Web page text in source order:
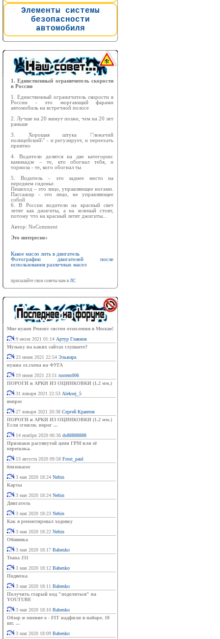
Элементы системы
безопасности
автомобиля
1. Единственный ограничитель скорости
в России
1. Единственный ограничитель скорости в
России - это моргающий фарами
автомобиль на встречной полосе
2. Лучше на 20 минут позже, чем на 20 лет
раньше
3. Хорошая штука \"лежачий
полицейский\" - и регулирует, и переехать
приятно
4. Водители делятся на две категории:
камикадзе – те, кто обогнал тебя, и
тормоза - те, кого обогнал ты
5. Водитель – это заднее место на
переднем сиденье.
Пешеход – это лицо, управляющее ногами.
Пассажир - это лицо, не управляющее
собой
6. В России водители на красный свет
летят как джигиты, а на зеленый стоят,
потому что на красный летят джигиты...
Автор: NoComment
Это интересно:
Какое масло лить в двигатель
Фотографии двигателей после
использования различных масел
присылайте свои советы нам в ЛС
Мне нужен Ремонт систем отопления в Москве!
9 июля 2021 01:14 Артур Главнов
Музыку на каких сайтах слушаете?
23 июня 2021 22:54 Эльвира
нужна эл.схема на ФУГА
19 июня 2021 23:51 rustem006
ПОРОГИ и АРКИ ИЗ ОЦИНКОВКИ (1.2 мм.)
31 января 2021 22:53 Aleksej_5
вопрос
27 января 2021 20:38 Сергей Крантов
ПОРОГИ и АРКИ ИЗ ОЦИНКОВКИ (1.2 мм.)
Если сгнили, порог ...
14 ноября 2020 06:36 ds88888888
Признаки растянутой цепи ГРМ или её
перескока.
13 августа 2020 09:58 Frost_paul
бензонасос
3 мая 2020 18:24 Nebin
Карты
3 мая 2020 18:24 Nebin
Двигатель
3 мая 2020 18:23 Nebin
Как я ремонтировал ходовку
3 мая 2020 18:22 Nebin
Обшивка
3 мая 2020 18:17 Babenko
Teana J31
3 мая 2020 18:12 Babenko
Подвеска
3 мая 2020 18:11 Babenko
Получить старый код "поделиться" на
YOUTUBE
3 мая 2020 18:10 Babenko
Обзор и мнение о - FIT надфили в наборе. 10
шт. ...
3 мая 2020 18:09 Babenko